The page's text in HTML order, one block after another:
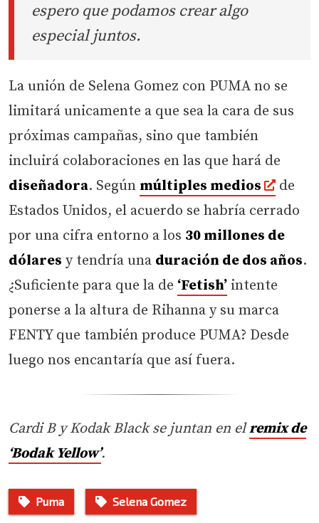
espero que podamos crear algo
especial juntos.
La unión de Selena Gomez con PUMA no se
limitará unicamente a que sea la cara de sus
próximas campañas, sino que también
incluirá colaboraciones en las que hará de
diseñadora. Según múltiples medios
de
Estados Unidos, el acuerdo se habría cerrado
por una cifra entorno a los 30 millones de
dólares y tendría una duración de dos años.
¿Suficiente para que la de ‘Fetish’ intente
ponerse a la altura de Rihanna y su marca
FENTY que también produce PUMA? Desde
luego nos encantaría que así fuera.
Cardi B y Kodak Black se juntan en elremix de
‘Bodak Yellow’.
Puma Selena Gomez